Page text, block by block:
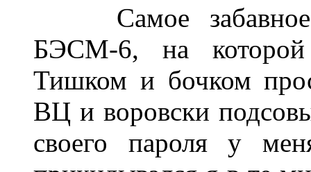
Самое
БЭСМ-6, на которой
Тишком и бочком
ВЦ и воровски
своего пароля у